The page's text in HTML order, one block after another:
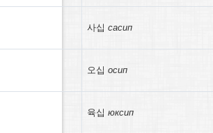
사십 сасип
오십 осип
육십 юксип